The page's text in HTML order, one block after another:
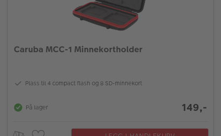
Caruba MCC-1 Minnekortholder
Plass til 4 compact flash og 8 SD-minnekort
På lager 149,-